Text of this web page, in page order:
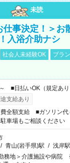
未読
仕事決定！＞お
入浴介助ナシ
社会人未経験OK
ブラ
■日払いOK（規定あ
支給あり
全額支給 ■ガソリン代
車場もご相談ください
/ 青山(岩手県)駅 / 浅岸駅
務地＞介護施設や病院